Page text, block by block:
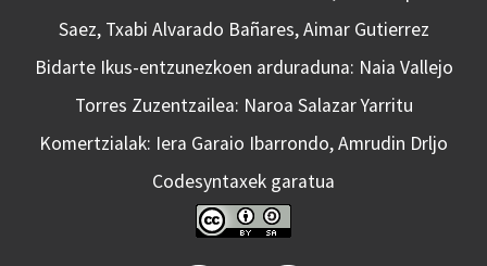
Saez, Txabi Alvarado Bañares, Aimar Gutierrez
Bidarte Ikus-entzunezkoen arduraduna: Naia Vallejo
Torres Zuzentzailea: Naroa Salazar Yarritu
Komertzialak: Iera Garaio Ibarrondo, Amrudin Drljo
Codesyntaxek garatua